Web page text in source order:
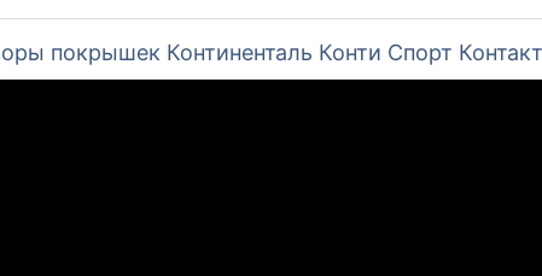
покрышек Континенталь Конти Спорт